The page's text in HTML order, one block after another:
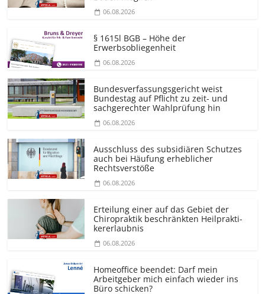
06.08.2026
§ 1615l BGB – Höhe der
Erwerbsobliegenheit
06.08.2026
Bundesver­fassungsgericht weist
Bundestag auf Pflicht zu zeit- und
sachgerechter Wahlprüfung hin
06.08.2026
Ausschluss des subsidiären Schutzes
auch bei Häufung erheblicher
Rechtsverstöße
06.08.2026
Erteilung einer auf das Gebiet der
Chiropraktik beschränkten Heilprakti­
kererlaubnis
06.08.2026
Homeoffice beendet: Darf mein
Arbeitgeber mich einfach wieder ins
Büro schicken?